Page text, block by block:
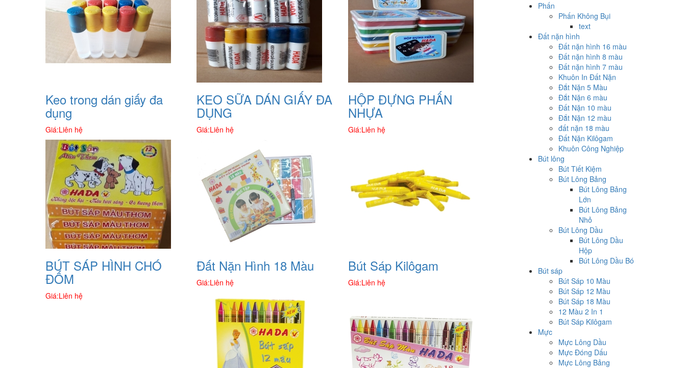
Keo trong dán giấy đa
dụng
Giá:Liên hệ
KEO SỮA DÁN GIẤY ĐA
DỤNG
Giá:Liên hệ
HỘP ĐỰNG PHẤN
NHỰA
Giá:Liên hệ
BÚT SÁP HÌNH CHÓ
ĐỐM
Giá:Liên hệ
Đất Nặn Hình 18 Màu
Giá:Liên hệ
Bút Sáp Kilôgam
Giá:Liên hệ
Phấn
Phấn Không Bụi
text
Đất nặn hình
Đất nặn hình 16 màu
Đất nặn hình 8 màu
Đất nặn hình 7 màu
Khuôn In Đất Nặn
Đắt Nặn 5 Màu
Đắt Nặn 6 màu
Đất Nặn 10 màu
Đắt Nặn 12 màu
đất nặn 18 màu
Đất Nặn Kilôgam
Khuôn Công Nghiệp
Bút lông
Bút Tiết Kiệm
Bút Lông Bảng
Bút Lông Bảng
Lớn
Bút Lông Bảng
Nhỏ
Bút Lông Dầu
Bút Lông Dầu
Hộp
Bút Lông Dầu Bó
Bút sáp
Bút Sáp 10 Màu
Bút Sáp 12 Màu
Bút Sáp 18 Màu
12 Màu 2 In 1
Bút Sáp Kilôgam
Mực
Mực Lông Dầu
Mực Đóng Dấu
Mực Lông Bảng